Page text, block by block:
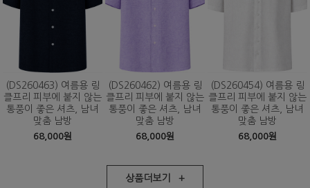
(DS260463) 여름용 링
클프리 피부에 붙지 않는
통풍이 좋은 셔츠, 남녀
맞춤 남방
68,000원
(DS260462) 여름용 링
클프리 피부에 붙지 않는
통풍이 좋은 셔츠, 남녀
맞춤 남방
68,000원
(DS260454) 여름용 링
클프리 피부에 붙지 않는
통풍이 좋은 셔츠, 남녀
맞춤 남방
68,000원
상품더보기 +